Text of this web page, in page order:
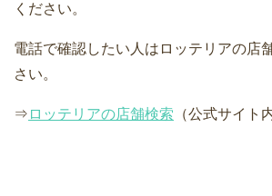
ください。
電話で確認したい人はロッテリアの店
さい。
⇒ ロッテリアの店舗検索 （公式サイト